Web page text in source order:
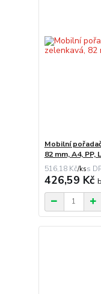
Mobilní
82 mm, A4, PP,
516,18 Kč/ks
426,59 Kč